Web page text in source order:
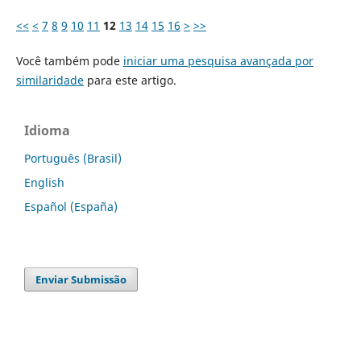
<< < 7 8 9 10 11 12 13 14 15 16 > >>
Você também pode iniciar uma pesquisa avançada por
similaridadepara este artigo.
Idioma
Português (Brasil)
English
Español (España)
Enviar Submissão